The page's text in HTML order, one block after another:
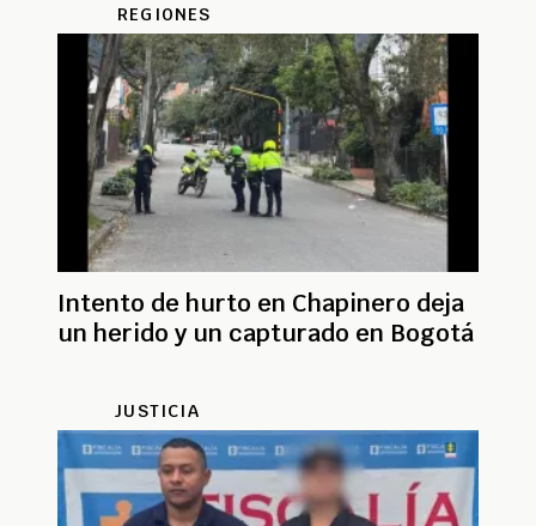
REGIONES
Intento de hurto en Chapinero deja
un herido y un capturado en Bogotá
JUSTICIA